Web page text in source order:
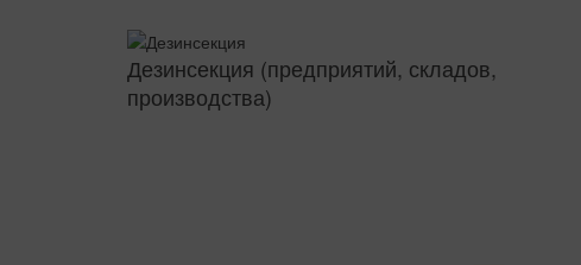
Дезинсекция (предприятий, складов,
производства)